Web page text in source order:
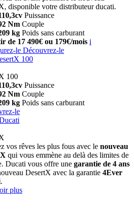
disponible votre distributeur ducati.
Puissance
Nm Couple
kg Poids sans carburant
de 17 490€ ou 179€/mois i
le Découvrez-le
100
100
Puissance
Nm Couple
kg Poids sans carburant
le
vos rêves les plus fous avec le nouveau
qui vous emmène au delà des limites de
Ducati vous offre une garantie de 4 ans
DesertX avec la garantie 4Ever
.
plus